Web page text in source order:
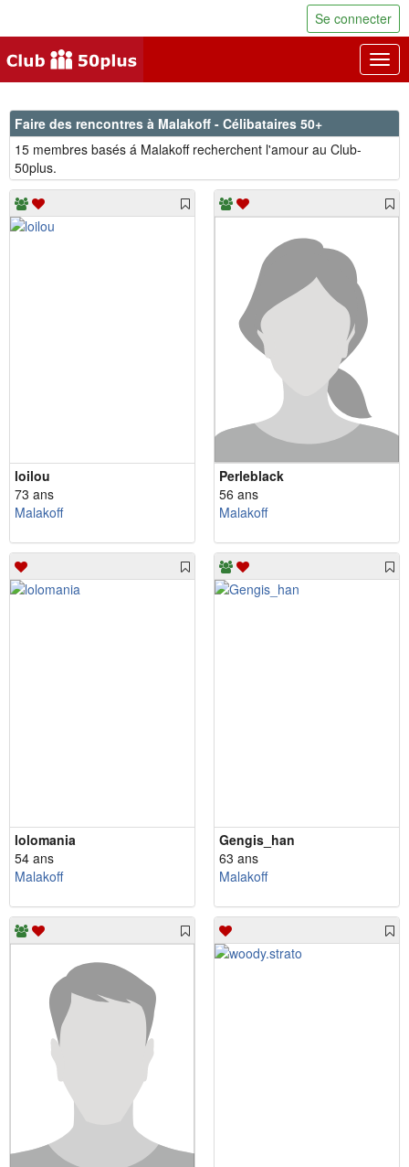
Se connecter
Faire des rencontres à Malakoff - Célibataires 50+
15 membres basés á Malakoff recherchent l'amour au Club-
50plus.
loilou
73 ans
Malakoff
Perleblack
56 ans
Malakoff
lolomania
54 ans
Malakoff
Gengis_han
63 ans
Malakoff